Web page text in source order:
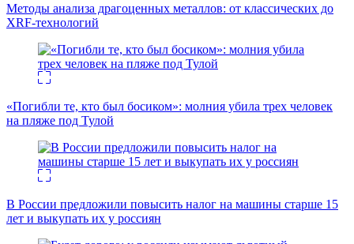
Методы анализа драгоценных металлов: от классических до
XRF-технологий
«Погибли те, кто был босиком»: молния убила трех человек
на пляже под Тулой
В России предложили повысить налог на машины старше 15
лет и выкупать их у россиян